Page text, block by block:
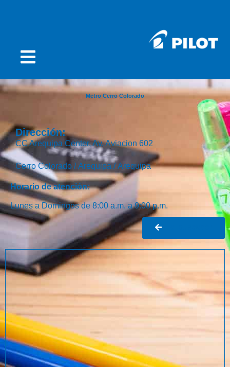
Metro Cerro Colorado
Dirección:
CC Arequipa Center, Av. Aviacion 602
Cerro Colorado / Arequipa / Arequipa
Horario de atención:
Lunes a Domingos de 8:00 a.m. a 9:00 p.m.